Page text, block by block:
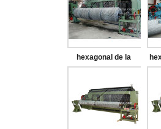
hexagonal de la